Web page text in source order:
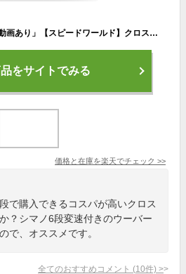
自転車 クロスバイク「組立動画あり」【スピードワールド】クロスバイク 700*28C(約27インチ) シマノ6段変速 自転車 軽量 スチールフレーム 初心者 おしゃれ オシャレ 黒 通勤 通学 大人 90%組立 送料無料 チャリンコ
をサイトでみる
価格と在庫を楽天でチェック >>
で購入できるコスパが高いクロス
？シマノ6段変速付きのウーバー
で、オススメです。
全てのおすすめコメント (10件) >